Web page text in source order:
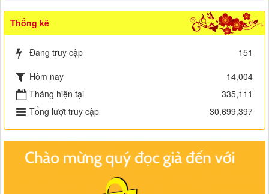
Thống kê
Đang truy cập
151
Hôm nay
14,004
Tháng hiện tại
335,111
Tổng lượt truy cập
30,699,397